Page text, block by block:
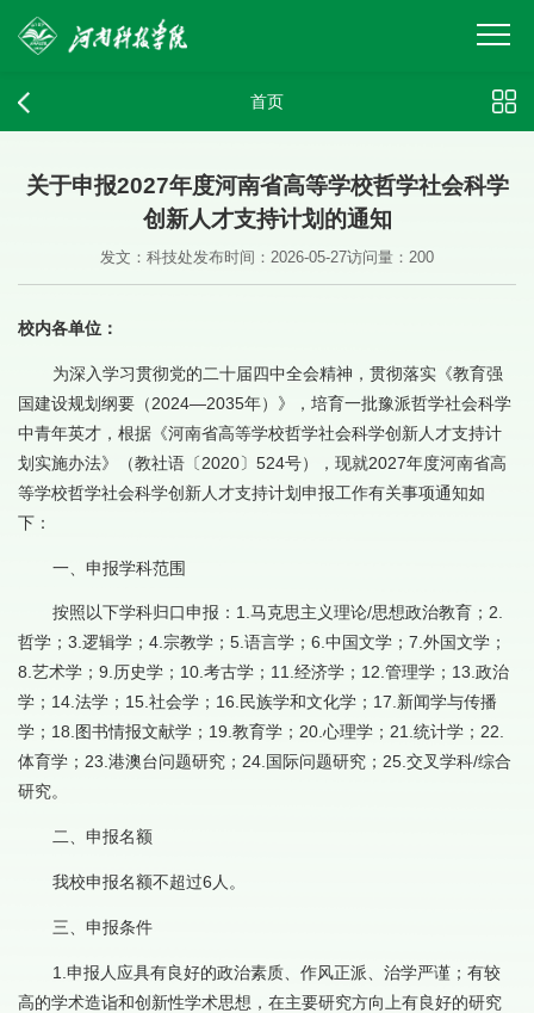
首页
关于申报2027年度河南省高等学校哲学社会科学
创新人才支持计划的通知
发文：科技处发布时间：2026-05-27访问量： 200
校内各单位：
为深入学习贯彻党的二十届四中全会精神，贯彻落实《教育强
国建设规划纲要（2024—2035年）》，培育一批豫派哲学社会科学
中青年英才，根据《河南省高等学校哲学社会科学创新人才支持计
划实施办法》（教社语〔2020〕524号），现就2027年度河南省高
等学校哲学社会科学创新人才支持计划申报工作有关事项通知如
下：
一、申报学科范围
按照以下学科归口申报：1.马克思主义理论/思想政治教育；2.
哲学；3.逻辑学；4.宗教学；5.语言学；6.中国文学；7.外国文学；
8.艺术学；9.历史学；10.考古学；11.经济学；12.管理学；13.政治
学；14.法学；15.社会学；16.民族学和文化学；17.新闻学与传播
学；18.图书情报文献学；19.教育学；20.心理学；21.统计学；22.
体育学；23.港澳台问题研究；24.国际问题研究；25.交叉学科/综合
研究。
二、申报名额
我校申报名额不超过6人。
三、申报条件
1.申报人应具有良好的政治素质、作风正派、治学严谨；有较
高的学术造诣和创新性学术思想，在主要研究方向上有良好的研究